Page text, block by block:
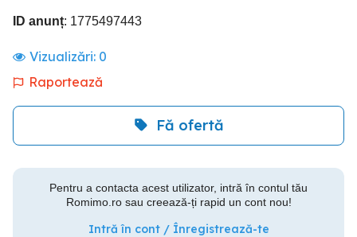
ID anunț: 1775497443
Vizualizări: 0
Raportează
Fă ofertă
Pentru a contacta acest utilizator, intră în contul tău
Romimo.ro sau creează-ți rapid un cont nou!
Intră în cont / Înregistrează-te